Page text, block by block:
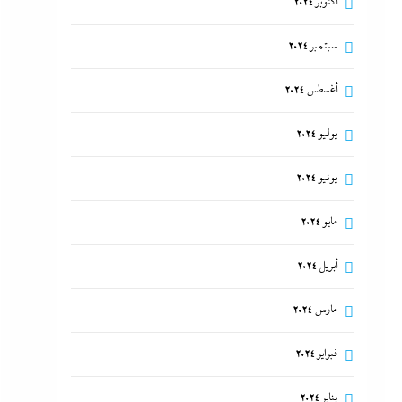
سبتمبر 2024
أغسطس 2024
يوليو 2024
يونيو 2024
مايو 2024
أبريل 2024
مارس 2024
فبراير 2024
يناير 2024